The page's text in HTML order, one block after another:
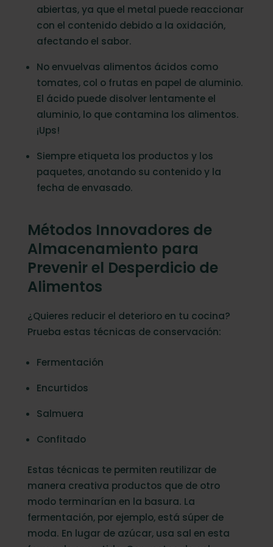
abiertas, ya que el metal puede reaccionar
con el contenido debido a la oxidación,
afectando el sabor.
No envuelvas alimentos ácidos como
tomates, col o frutas en papel de aluminio.
El ácido puede disolver lentamente el
aluminio, lo que contamina los alimentos.
¡Ups!
Siempre etiqueta los productos y los
paquetes, anotando su contenido y la
fecha de envasado.
Métodos Innovadores de
Almacenamiento para
Prevenir el Desperdicio de
Alimentos
¿Quieres reducir el deterioro en tu cocina?
Prueba estas técnicas de conservación:
Fermentación
Encurtidos
Salmuera
Confitado
Estas técnicas te permiten reutilizar de
manera creativa productos que de otro
modo terminarían en la basura. La
fermentación, por ejemplo, está súper de
moda. En lugar de azúcar, usa sal en esta